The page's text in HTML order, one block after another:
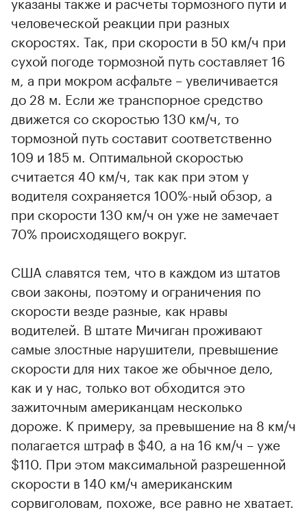
человеческой реакции при разных
скоростях. Так, при скорости в 50 км/ч при
сухой погоде тормозной путь составляет 16
м, а при мокром асфальте – увеличивается
до 28 м. Если же транспорное средство
движется со скоростью 130 км/ч, то
тормозной путь составит соответственно
109 и 185 м. Оптимальной скоростью
считается 40 км/ч, так как при этом у
водителя сохраняется 100%-ный обзор, а
при скорости 130 км/ч он уже не замечает
70% происходящего вокруг.
США славятся тем, что в каждом из штатов
свои законы, поэтому и ограничения по
скорости везде разные, как нравы
водителей. В штате Мичиган проживают
самые злостные нарушители, превышение
скорости для них такое же обычное дело,
как и у нас, только вот обходится это
зажиточным американцам несколько
дороже. К примеру, за превышение на 8 км/ч
полагается штраф в $40, а на 16 км/ч – уже
$110. При этом максимальной разрешенной
скорости в 140 км/ч американским
сорвиголовам, похоже, все равно не хватает.